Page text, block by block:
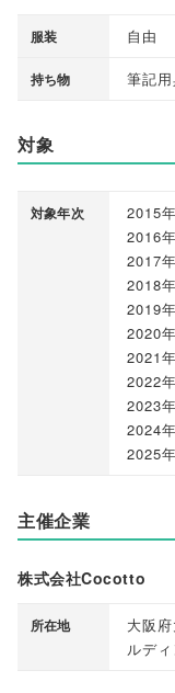
服装 自由
持ち物 筆記
対象
対象年次
2015
2016
2017
2018
2019
2020
2021
2022
2023
2024
2025
主催企業
株式会社Cocotto
所在地
大阪
ルデ